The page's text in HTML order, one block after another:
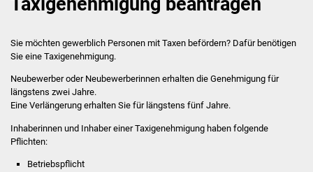
Sie möchten gewerblich Personen mit Taxen befördern? Dafür benötigen
Sie eine Taxigenehmigung.
Neubewerber oder Neubewerberinnen erhalten die Genehmigung für
längstens zwei Jahre.
Eine Verlängerung erhalten Sie für längstens fünf Jahre.
Inhaberinnen und Inhaber einer Taxigenehmigung haben folgende
Pflichten:
Betriebspflicht